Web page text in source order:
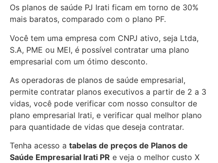
Os planos de saúde PJ Irati ficam em torno de 30%
mais baratos, comparado com o plano PF.
Você tem uma empresa com CNPJ ativo, seja Ltda,
S.A, PME ou MEI, é possível contratar uma plano
empresarial com um ótimo desconto.
As operadoras de planos de saúde empresarial,
permite contratar planos executivos a partir de 2 a 3
vidas, você pode verificar com nosso consultor de
plano empresarial Irati, e verificar qual melhor plano
para quantidade de vidas que deseja contratar.
Tenha acesso a tabelas de preços de Planos de
Saúde Empresarial Irati PR e veja o melhor custo X